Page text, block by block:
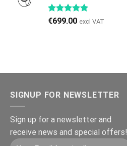
€699.00 excl VAT
SIGNUP FOR NEWSLETTER
Sign up for a newsletter and
receive news and special offers!